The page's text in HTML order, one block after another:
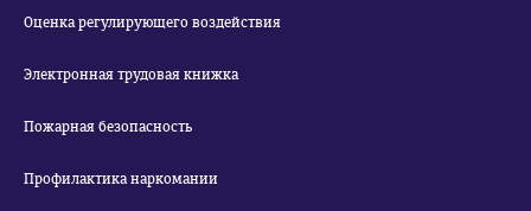
Оценка регулирующего воздействия
Электронная трудовая книжка
Пожарная безопасность
Профилактика наркомании